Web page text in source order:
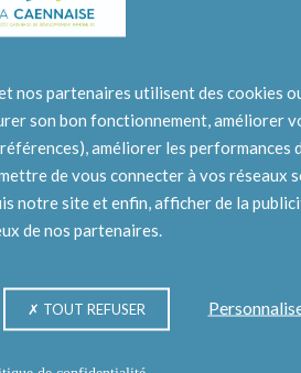
nos partenaires utilisent des cookies
son bon fonctionnement, améliorer
améliorer les performances
de vous connecter à vos réseaux
notre site et enfin, afficher de la
de nos partenaires.
TOUT REFUSER